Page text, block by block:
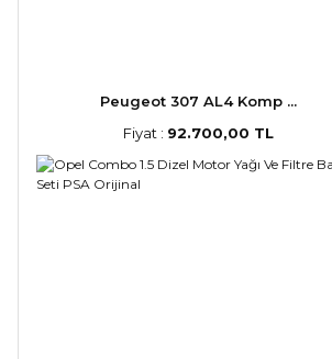
Peugeot 307 AL4 Komp ...
Fiyat : 92.700,00 TL